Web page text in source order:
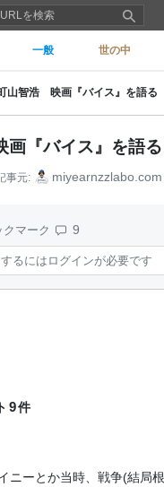
一般 世の中
山智浩 映画『バイス』を語る
『バイス』を語る
事元: miyearnzzlabo.com
クマーク 9
るにはログインが必要です
9件
ニーとか当時、戦争(結局